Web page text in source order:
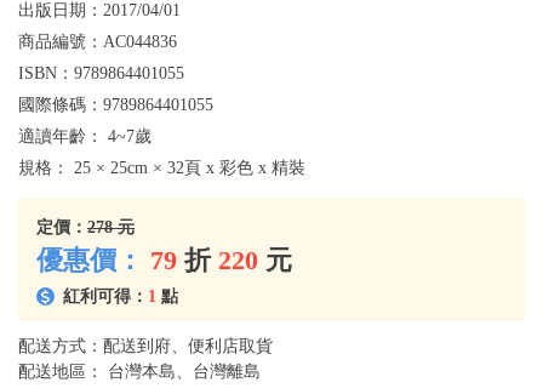
出版日期： 2017/04/01
商品編號： AC044836
ISBN： 9789864401055
國際條碼： 9789864401055
適讀年齡： 4~7歲
規格： 25 × 25cm × 32頁 x 彩色 x 精裝
定價： 278 元
優惠價： 79 折 220 元
紅利可得： 1 點
配送方式：配送到府、便利店取貨
配送地區： 台灣本島、台灣離島